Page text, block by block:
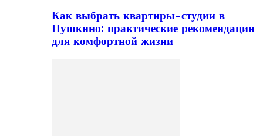
Как выбрать квартиры-студии в
Пушкино: практические рекомендации
для комфортной жизни